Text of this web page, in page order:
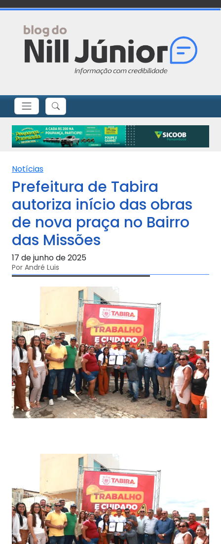
Notícias
Prefeitura de Tabira
autoriza início das obras
de nova praça no Bairro
das Missões
17 de junho de 2025
Por André Luis